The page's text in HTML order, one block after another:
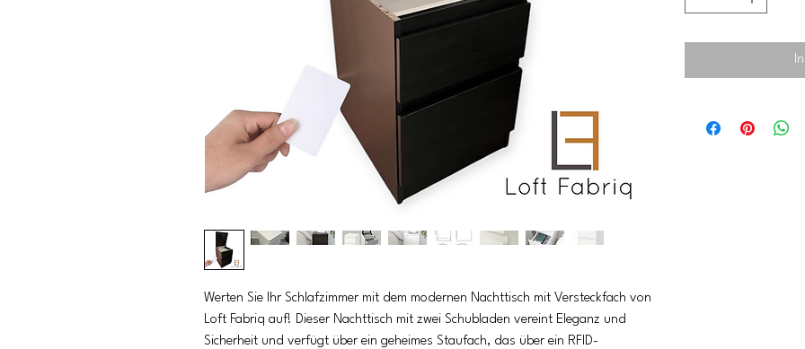
Werten Sie Ihr Schlafzimmer mit dem modernen Nachttisch mit Versteckfach von
Loft Fabriq auf! Dieser Nachttisch mit zwei Schubladen vereint Eleganz und
Sicherheit und verfügt über ein geheimes Staufach, das über ein RFID-